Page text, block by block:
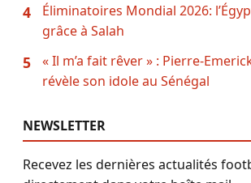
4
Éliminatoires Mondial 2026:
grâce à Salah
5
« Il m’a fait rêver » : Pierre-
révèle son idole au Sénégal
NEWSLETTER
Recevez les dernières actualités